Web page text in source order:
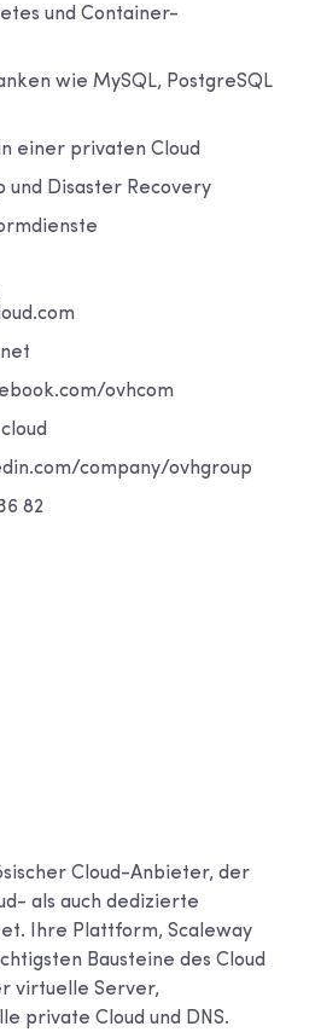
und Container-
wie MySQL, PostgreSQL
einer privaten Cloud
und Disaster Recovery
ovhcom
company/ovhgroup
82
Cloud-Anbieter, der
als auch dedizierte
Ihre Plattform, Scaleway
Bausteine des Cloud
virtuelle Server,
private Cloud und DNS.